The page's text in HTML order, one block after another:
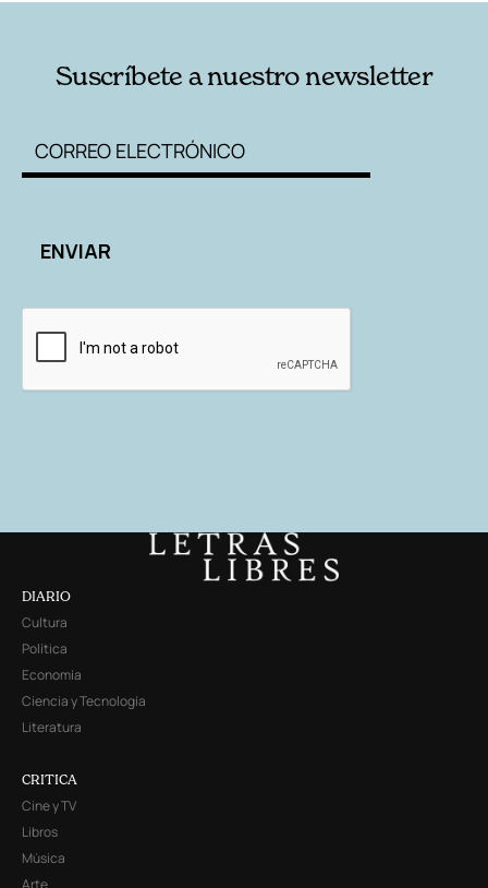
Suscríbete a nuestro newsletter
DIARIO
Cultura
Política
Economía
Ciencia y Tecnología
Literatura
CRITICA
Cine y TV
Libros
Música
Arte